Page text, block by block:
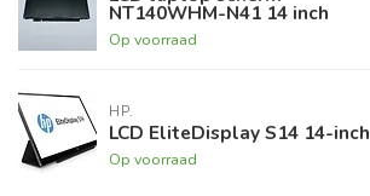
NT140WHM-N41 14 inch
Op voorraad
HP.
LCD EliteDisplay S14 14-inch
Op voorraad